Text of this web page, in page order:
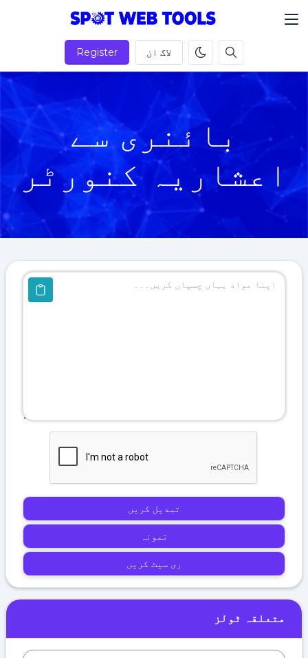
لاگ ان Register
بائنری سے
اعشاریہ کنورٹر
تبدیل کریں
تمونہ
ری سیٹ کریں
متعلقہ ٹولز